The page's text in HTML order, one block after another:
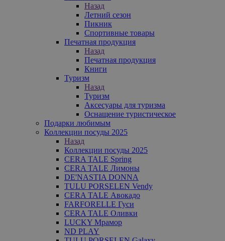
Назад
Летний сезон
Пикник
Спортивные товары
Печатная продукция
Назад
Печатная продукция
Книги
Туризм
Назад
Туризм
Аксесуары для туризма
Оснащение туристическое
Подарки любимым
Коллекции посуды 2025
Назад
Коллекции посуды 2025
CERA TALE Spring
CERA TALE Лимоны
DE'NASTIA DONNA
TULU PORSELEN Vendy
CERA TALE Авокадо
FARFORELLE Гуси
CERA TALE Оливки
LUCKY Мрамор
ND PLAY